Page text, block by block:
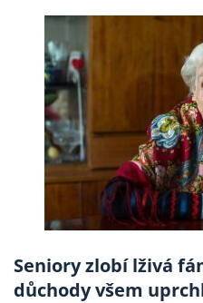
Seniory zlobí lživá
důchody všem